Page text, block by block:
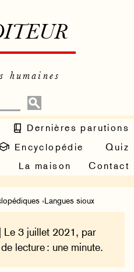
humaines
Dernières parutions
Encyclopédie
Quiz
La maison Contact
›Langues sioux
| Le 3 juillet 2021, par
lecture : une minute.